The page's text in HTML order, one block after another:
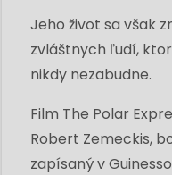
Jeho život sa však
zvláštnych ľudí,
nikdy nezabudne.
Film The Polar
Robert Zemeckis,
zapísaný v